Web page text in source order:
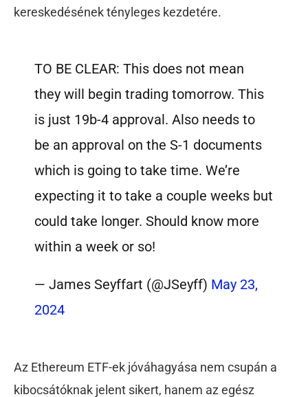
kereskedésének tényleges kezdetére.
TO BE CLEAR: This does not mean
they will begin trading tomorrow. This
is just 19b-4 approval. Also needs to
be an approval on the S-1 documents
which is going to take time. We’re
expecting it to take a couple weeks but
could take longer. Should know more
within a week or so!
— James Seyffart (@JSeyff) May 23,
2024
Az Ethereum ETF-ek jóváhagyása nem csupán a
kibocsátóknak jelent sikert, hanem az egész